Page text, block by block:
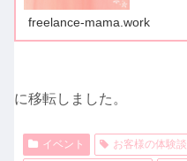
freelance-mama.work
に移転しました。
イベント お客様の体験談